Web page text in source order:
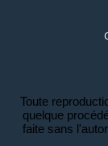
Toute
quelque
faite sans